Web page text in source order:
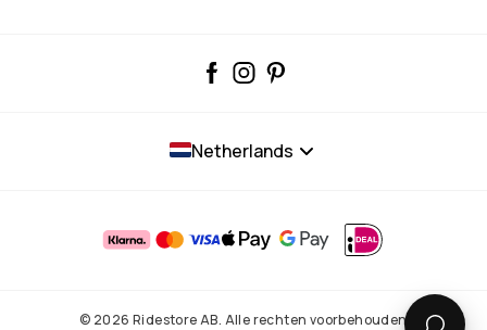
Netherlands
© 2026 Ridestore AB. Alle rechten voorbehouden